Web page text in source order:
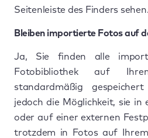
Seitenleiste des Finders sehen.
Bleiben importierte Fotos auf
Ja, Sie finden alle
Fotobibliothek auf
standardmäßig
jedoch die Möglichkeit, sie in
oder auf einer externen
trotzdem in Fotos auf